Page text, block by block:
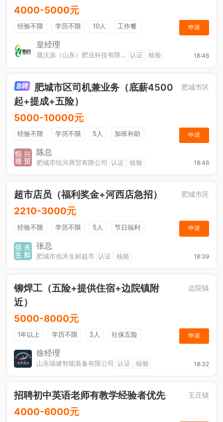
4000-5000元
经验不限 学历不限 10人
工作餐
奖励计划
节日福利
申请
皇经理
晟沃源（山东）肥业科技有限公司 认证 核验 18:46
肥城市区司机兼业务（底薪4500
起+提成+五险）
肥城市区
5000-10000元
经验不限 学历不限 5人
加班补助
综合补贴
社保五险
申请
陈总
肥城市恒兴商贸有限公司 认证 核验 18:46
超市店员（福利奖金+河西店急招） 肥城市区
2210-3000元
经验不限 学历不限 5人
节日福利
综合补贴
申请
张总
肥城市佰禾生鲜超市 认证 核验 18:39
铆焊工（五险+提供住宿+边院镇附
近）
边院镇
5000-8000元
1年以上 学历不限 3人
社保五险
节日福利
奖励计划
申请
徐经理
山东瑞健智能装备有限公司 认证 核验 18:32
招聘初中英语老师有教学经验者优先 王庄镇
4000-6000元